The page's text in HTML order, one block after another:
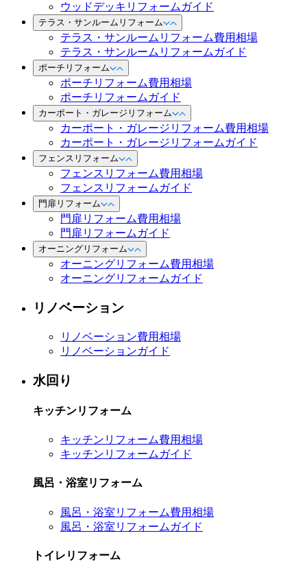
ウッドデッキリフォームガイド
テラス・サンルームリフォーム
テラス・サンルームリフォーム費用相場
テラス・サンルームリフォームガイド
ポーチリフォーム
ポーチリフォーム費用相場
ポーチリフォームガイド
カーポート・ガレージリフォーム
カーポート・ガレージリフォーム費用相場
カーポート・ガレージリフォームガイド
フェンスリフォーム
フェンスリフォーム費用相場
フェンスリフォームガイド
門扉リフォーム
門扉リフォーム費用相場
門扉リフォームガイド
オーニングリフォーム
オーニングリフォーム費用相場
オーニングリフォームガイド
リノベーション
リノベーション費用相場
リノベーションガイド
水回り
キッチンリフォーム
キッチンリフォーム費用相場
キッチンリフォームガイド
風呂・浴室リフォーム
風呂・浴室リフォーム費用相場
風呂・浴室リフォームガイド
トイレリフォーム